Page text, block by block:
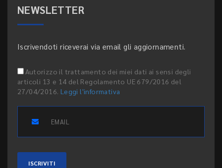
NEWSLETTER
Iscrivendoti riceverai via email gli aggiornamenti.
Autorizzo il trattamento dei miei dati ai sensi degli
articoli 13 e 14 del Regolamento UE 679/2016 del
27/04/2016. Leggi l'informativa
ISCRIVITI